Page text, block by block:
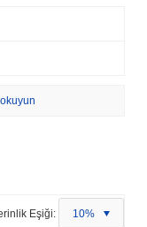
Eşiği: 10%